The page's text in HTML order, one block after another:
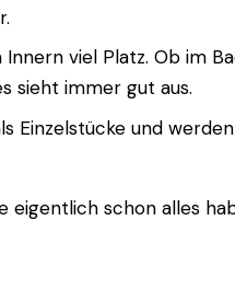
Innern viel Platz. Ob im
sieht immer gut aus.
Einzelstücke und
eigentlich schon alles